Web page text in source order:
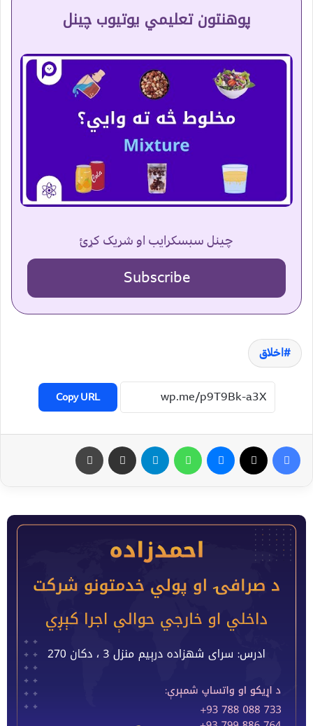
پوهنتون تعلیمي یوتیوب چینل
چینل سبسکرایب او شریک کړئ
Subscribe
اخلاق
Copy URL